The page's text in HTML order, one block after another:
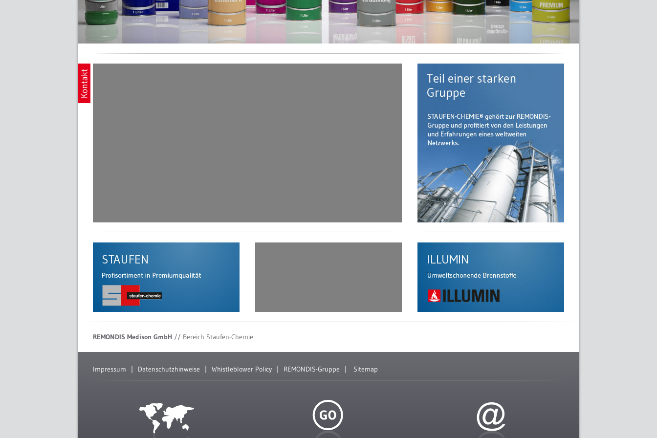
REMONDIS Medison GmbH // Bereich Staufen-Chemie
Impressum Datenschutzhinweise Whistleblower Policy REMONDIS-Gruppe Sitemap